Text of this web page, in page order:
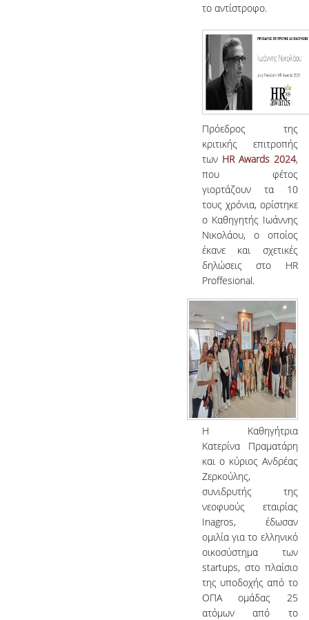
το αντίστροφο.
Πρόεδρος της
κριτικής επιτροπής
των HR Awards 2024,
που φέτος
γιορτάζουν τα 10
τους χρόνια, ορίστηκε
ο Καθηγητής Ιωάννης
Νικολάου, ο οποίος
έκανε και σχετικές
δηλώσεις στο HR
Proffesional.
Η Καθηγήτρια
Κατερίνα Πραματάρη
και ο κύριος Ανδρέας
Ζερκούλης,
συνιδρυτής της
νεοφυούς εταιρίας
Inagros, έδωσαν
ομιλία για το ελληνικό
οικοσύστημα των
startups, στο πλαίσιο
της υποδοχής από το
ΟΠΑ ομάδας 25
ατόμων από το